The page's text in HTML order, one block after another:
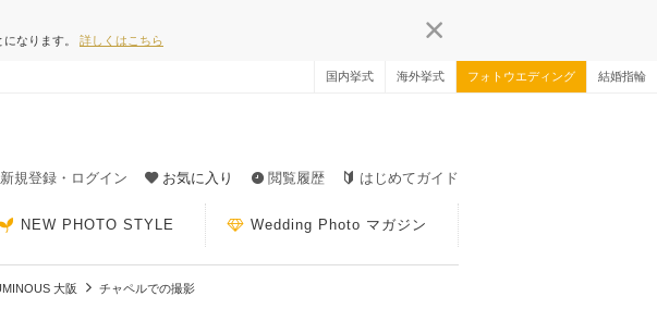
なります。 詳しくはこちら
国内挙式 海外挙式 フォトウエディング 結婚指輪
新規登録・ログイン
お気に入り 閲覧履歴 はじめてガイド
NEW PHOTO STYLE Wedding Photo マガジン
大阪 チャペルでの撮影